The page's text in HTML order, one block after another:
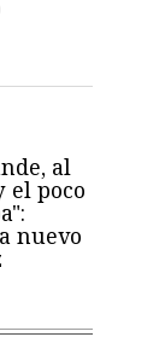
al
el poco
nuevo